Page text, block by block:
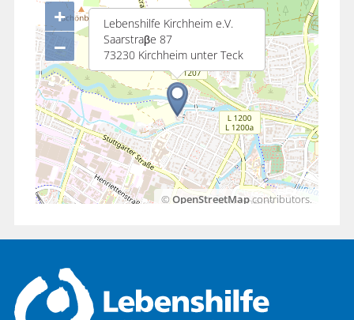
Lebenshilfe Kirchheim e.V.
Saarstraβe 87
73230 Kirchheim unter Teck
+
−
©OpenStreetMapcontributors.